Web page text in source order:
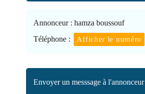
Annonceur : hamza boussouf
Téléphone :
Afficher le numéro
Envoyer un messsage à l'annonceur